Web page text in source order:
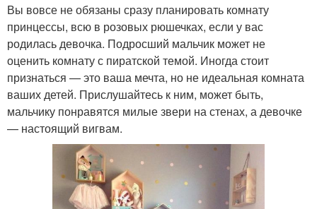
Вы вовсе не обязаны сразу планировать комнату
принцессы, всю в розовых рюшечках, если у вас
родилась девочка. Подросший мальчик может не
оценить комнату с пиратской темой. Иногда стоит
признаться — это ваша мечта, но не идеальная комната
ваших детей. Прислушайтесь к ним, может быть,
мальчику понравятся милые звери на стенах, а девочке
— настоящий вигвам.